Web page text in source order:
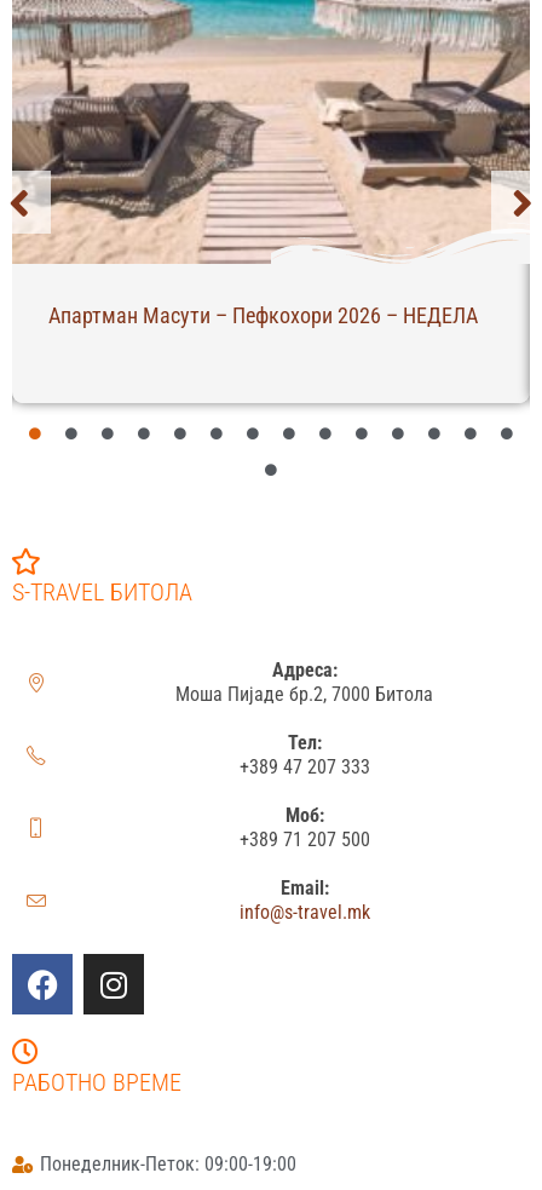
Апартман Масути – Пефкохори 2026 – НЕДЕЛА
S-TRAVEL БИТОЛА
Адреса:
Моша Пијаде бр.2, 7000 Битола
Тел:
+389 47 207 333
Моб:
+389 71 207 500
Email:
info@s-travel.mk
РАБОТНО ВРЕМЕ
Понеделник-Петок: 09:00-19:00